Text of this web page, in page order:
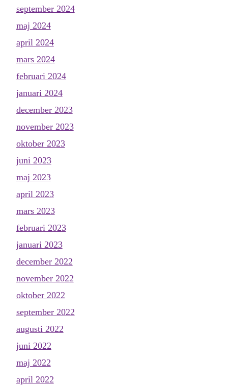
september 2024
maj 2024
april 2024
mars 2024
februari 2024
januari 2024
december 2023
november 2023
oktober 2023
juni 2023
maj 2023
april 2023
mars 2023
februari 2023
januari 2023
december 2022
november 2022
oktober 2022
september 2022
augusti 2022
juni 2022
maj 2022
april 2022